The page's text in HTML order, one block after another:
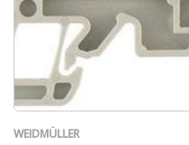
WEIDMÜLLER